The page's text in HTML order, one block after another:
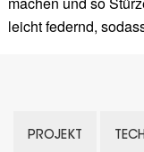
leicht federnd,
PROJEKT